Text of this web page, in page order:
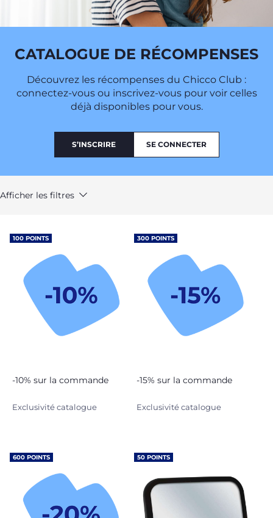
CATALOGUE DE RÉCOMPENSES
Découvrez les récompenses du Chicco Club :
connectez-vous ou inscrivez-vous pour voir celles
déjà disponibles pour vous.
S’INSCRIRE SE CONNECTER
Afficher les filtres
100 POINTS
-10% sur la commande
Exclusivité catalogue
300 POINTS
-15% sur la commande
Exclusivité catalogue
600 POINTS 50 POINTS